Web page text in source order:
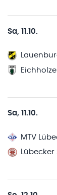
Sa, 11.10.
Sa, 11.10.
MTV
Lübecker